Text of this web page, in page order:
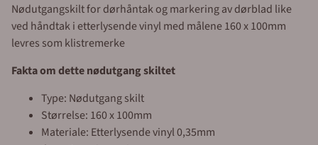
Nødutgangskilt for dørhåntak og markering av dørblad like
ved håndtak i etterlysende vinyl med målene 160 x 100mm
levres som klistremerke
Fakta om dette nødutgang skiltet
Type: Nødutgang skilt
Størrelse: 160 x 100mm
Materiale: Etterlysende vinyl 0,35mm